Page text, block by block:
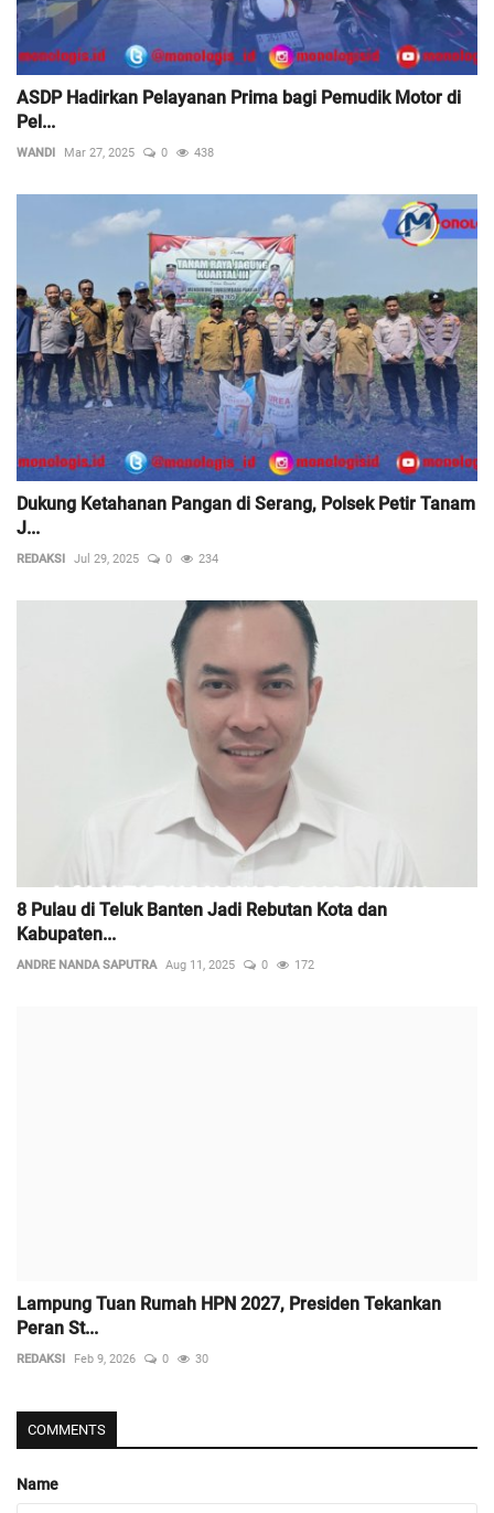
ASDP Hadirkan Pelayanan Prima bagi Pemudik Motor di
Pel...
WANDI Mar 27, 2025 0 438
Dukung Ketahanan Pangan di Serang, Polsek Petir Tanam
J...
REDAKSI Jul 29, 2025 0 234
8 Pulau di Teluk Banten Jadi Rebutan Kota dan
Kabupaten...
ANDRE NANDA SAPUTRA Aug 11, 2025 0 172
Lampung Tuan Rumah HPN 2027, Presiden Tekankan
Peran St...
REDAKSI Feb 9, 2026 0 30
COMMENTS
Name